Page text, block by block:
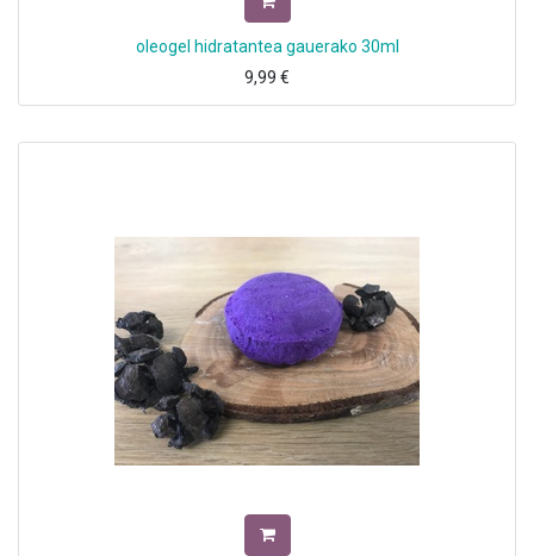
oleogel hidratantea gauerako 30ml
9,99 €